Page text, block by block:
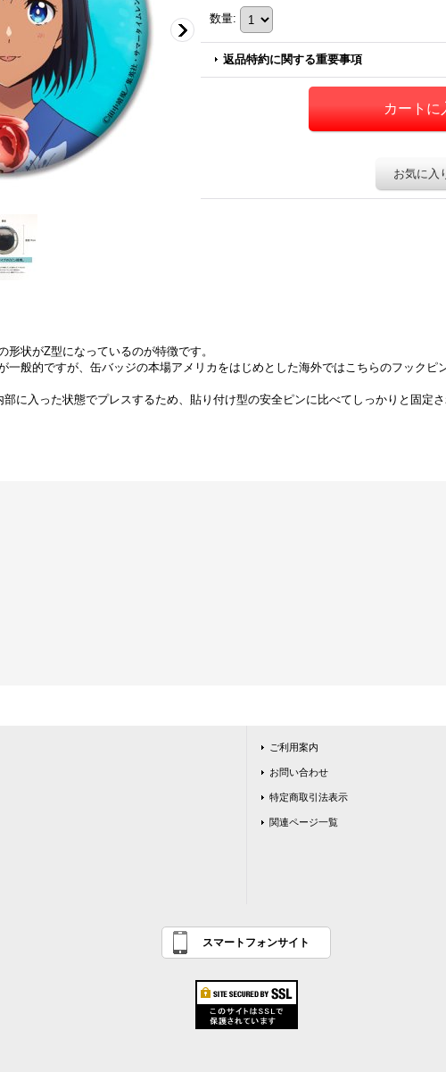
数量:
返品特約に関する重要事項
お気に入
状がZ型になっているのが特徴です。
一般的ですが、缶バッジの本場アメリカをはじめとした海外ではこちらのフックピ
に入った状態でプレスするため、貼り付け型の安全ピンに比べてしっかりと固定
ご利用案内
お問い合わせ
特定商取引法表示
関連ページ一覧
スマートフォンサイト